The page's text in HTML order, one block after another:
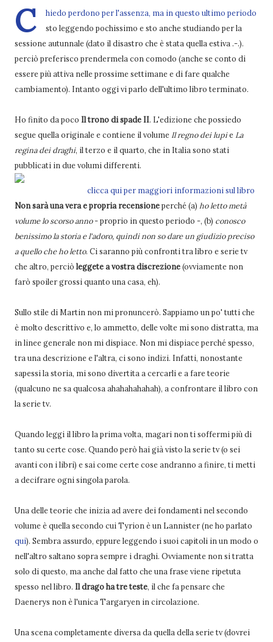
C
hiedo perdono per l'assenza, ma in questo ultimo periodo
sto leggendo pochissimo e sto anche studiando per la
sessione autunnale (dato il disastro che è stata quella estiva .-.).
perciò preferisco prendermela con comodo (anche se conto di
essere più attiva nelle prossime settimane e di fare qualche
cambiamento). Intanto oggi vi parlo dell'ultimo libro terminato.
Ho finito da poco Il trono di spade II. L'edizione che possiedo
segue quella originale e contiene il volume Il regno dei lupie La
regina dei draghi, il terzo e il quarto, che in Italia sono stati
pubblicati in due volumi differenti.
clicca qui per maggiori informazioni sul libro
Non sarà una vera e propria recensioneperché (a) ho letto metà
volume lo scorso anno- proprio in questo periodo -, (b) conosco
benissimo la storia e l'adoro, quindi non so dare un giudizio preciso
a quello che ho letto. Ci saranno più confronti tra libro e serie tv
che altro, perciò leggete a vostra discrezione(ovviamente non
farò spoiler grossi quanto una casa, eh).
Sullo stile di Martin non mi pronuncerò. Sappiamo un po' tutti che
è molto descrittivo e, lo ammetto, delle volte mi sono distratta, ma
in linee generale non mi dispiace. Non mi dispiace perché spesso,
tra una descrizione e l'altra, ci sono indizi. Infatti, nonostante
sapessi la storia, mi sono divertita a cercarli e a fare teorie
(qualcuno ne sa qualcosa ahahahahahah), a confrontare il libro con
la serie tv.
Quando leggi il libro la prima volta, magari non ti soffermi più di
tanto su certe cose. Quando però hai già visto la serie tv (o sei
avanti con i libri) e sai come certe cose andranno a finire, ti metti
a decifrare ogni singola parola.
Una delle teorie che inizia ad avere dei fondamenti nel secondo
volume è quella secondo cui Tyrion è un Lannister (ne ho parlato
qui). Sembra assurdo, eppure leggendo i suoi capitoli in un modo o
nell'altro saltano sopra sempre i draghi. Ovviamente non si tratta
solo di questo, ma anche dal fatto che una frase viene ripetuta
spesso nel libro. Il drago ha tre teste, il che fa pensare che
Daenerys non è l'unica Targaryen in circolazione.
Una scena completamente diversa da quella della serie tv (dovrei